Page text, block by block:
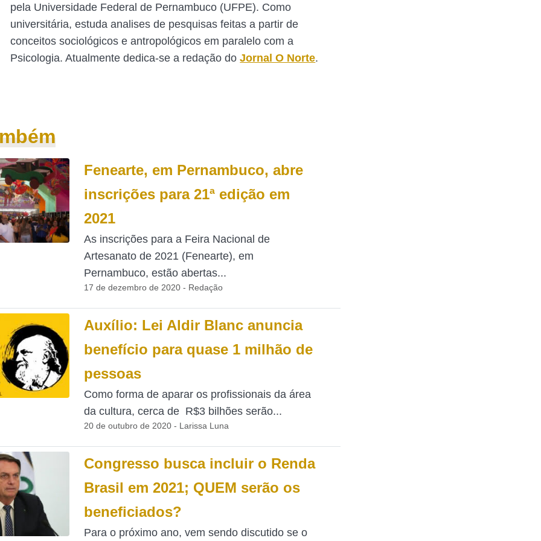
pela Universidade Federal de Pernambuco (UFPE). Como
universitária, estuda analises de pesquisas feitas a partir de
conceitos sociológicos e antropológicos em paralelo com a
Psicologia. Atualmente dedica-se a redação do Jornal O Norte.
Fenearte, em Pernambuco, abre
inscrições para 21ª edição em
2021
As inscrições para a Feira Nacional de
Artesanato de 2021 (Fenearte), em
Pernambuco, estão abertas...
17 de dezembro de 2020 - Redação
Auxílio: Lei Aldir Blanc anuncia
benefício para quase 1 milhão de
pessoas
Como forma de aparar os profissionais da área
da cultura, cerca de R$3 bilhões serão...
20 de outubro de 2020 - Larissa Luna
Congresso busca incluir o Renda
Brasil em 2021; QUEM serão os
beneficiados?
Para o próximo ano, vem sendo discutido se o